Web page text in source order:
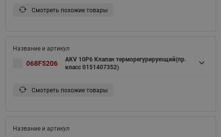
Смотреть похожие товары
068F5206
AKV 10P6 Клапан терморегурирующий(пр.
класс 0151407352)
Смотреть похожие товары